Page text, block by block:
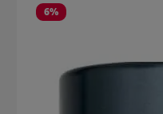
6%